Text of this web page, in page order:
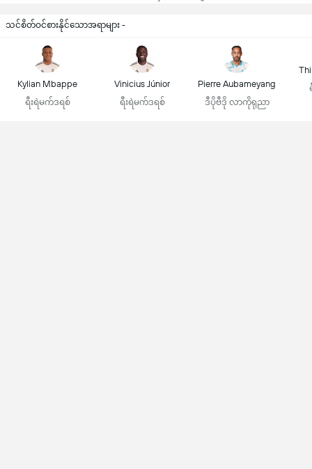
သင်စိတ်ဝင်စားနိုင်သောအရာများ -
Kylian Mbappe
ရီးရဲမက်ဒရစ်
Vinicius Júnior
ရီးရဲမက်ဒရစ်
Pierre Aubameyang
ဒီပိုဗီဒို လာကိုရုညာ